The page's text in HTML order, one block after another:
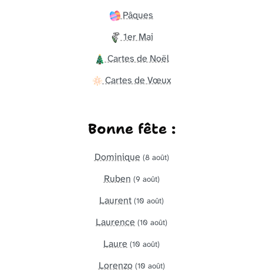
Pâques
1er Mai
Cartes de Noël
Cartes de Vœux
Bonne fête :
Dominique (8 août)
Ruben (9 août)
Laurent (10 août)
Laurence (10 août)
Laure (10 août)
Lorenzo (10 août)